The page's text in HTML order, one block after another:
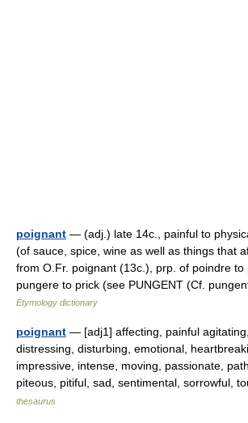
poignant — (adj.) late 14c., painful to
(of sauce, spice, wine as well as things that
from O.Fr. poignant (13c.), prp. of poindre to
pungere to prick (see PUNGENT (Cf.
Etymology dictionary
poignant — [adj1] affecting, painful
distressing, disturbing, emotional,
impressive, intense, moving, passionate,
piteous, pitiful, sad, sentimental, sorrowful,
thesaurus